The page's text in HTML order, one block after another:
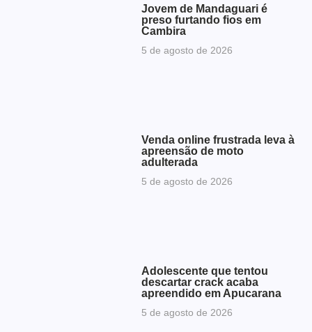
Jovem de Mandaguari é
preso furtando fios em
Cambira
5 de agosto de 2026
Venda online frustrada leva à
apreensão de moto
adulterada
5 de agosto de 2026
Adolescente que tentou
descartar crack acaba
apreendido em Apucarana
5 de agosto de 2026